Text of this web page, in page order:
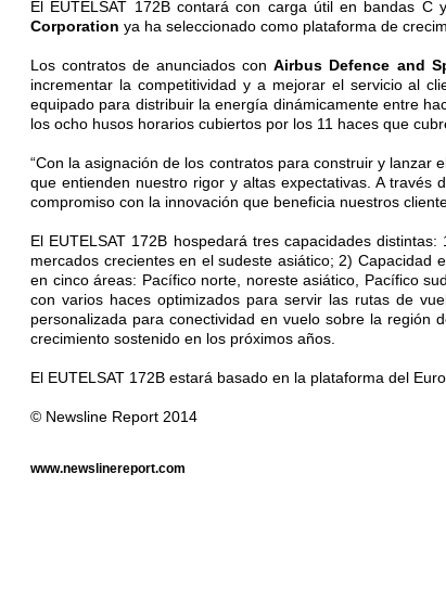
El EUTELSAT 172B contará con carga útil en bandas
Corporation ya ha seleccionado como plataforma de
Los contratos de anunciados conAirbus Defence and
incrementar la competitividad y a mejorar el servicio al
equipado para distribuir la energía dinámicamente entre
los ocho husos horarios cubiertos por los 11 haces que
“Con la asignación de los contratos para construir y lanzar
que entienden nuestro rigor y altas expectativas. A través
compromiso con la innovación que beneficia nuestros
El EUTELSAT 172B hospedará tres capacidades
mercados crecientes en el sudeste asiático; 2)
en cinco áreas: Pacífico norte, noreste asiático, Pacífico
con varios haces optimizados para servir las rutas de
personalizada para conectividad en vuelo sobre la
crecimiento sostenido en los próximos años.
El EUTELSAT 172B estará basado en la plataforma del
© Newsline Report 2014
www.newslinereport.com